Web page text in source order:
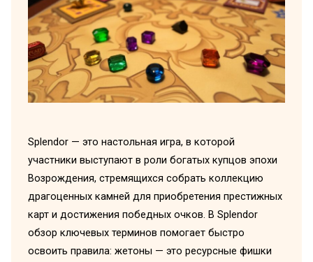
Splendor — это настольная игра, в которой
участники выступают в роли богатых купцов эпохи
Возрождения, стремящихся собрать коллекцию
драгоценных камней для приобретения престижных
карт и достижения победных очков. В Splendor
обзор ключевых терминов помогает быстро
освоить правила: жетоны — это ресурсные фишки